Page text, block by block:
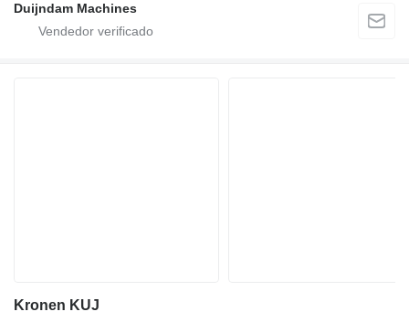
Duijndam Machines
Kronen KUJ